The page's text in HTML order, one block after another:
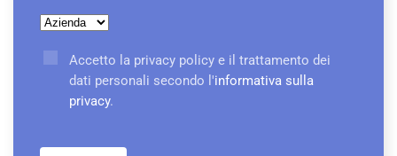
Accetto la privacy policy e il trattamento dei
dati personali secondo l'informativa sulla
privacy.